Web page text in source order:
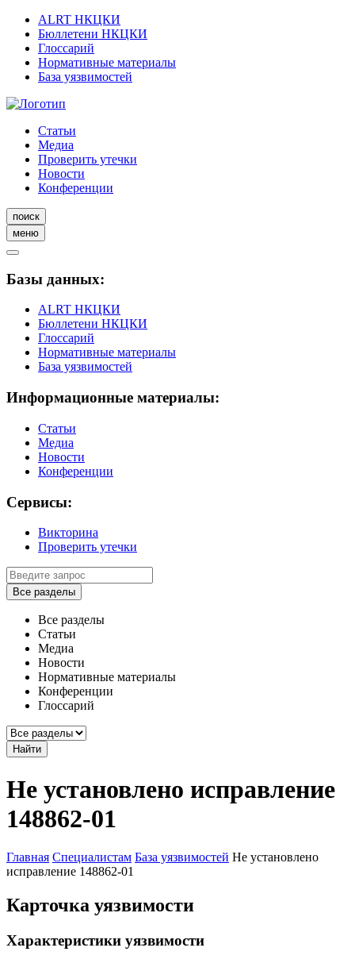
ALRT НКЦКИ
Бюллетени НКЦКИ
Глоссарий
Нормативные материалы
База уязвимостей
Статьи
Медиа
Проверить утечки
Новости
Конференции
поиск
меню
Базы данных:
ALRT НКЦКИ
Бюллетени НКЦКИ
Глоссарий
Нормативные материалы
База уязвимостей
Информационные материалы:
Статьи
Медиа
Новости
Конференции
Сервисы:
Викторина
Проверить утечки
Все разделы
Все разделы
Статьи
Медиа
Новости
Нормативные материалы
Конференции
Глоссарий
Найти
Не установлено исправление
148862-01
Главная Специалистам База уязвимостей Не установлено
исправление 148862-01
Карточка уязвимости
Характеристики уязвимости